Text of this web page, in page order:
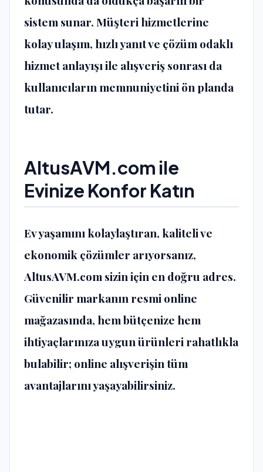
sistem sunar. Müşteri hizmetlerine
kolay ulaşım, hızlı yanıt ve çözüm odaklı
hizmet anlayışı ile alışveriş sonrası da
kullanıcıların memnuniyetini ön planda
tutar.
AltusAVM.com ile
Evinize Konfor Katın
Ev yaşamını kolaylaştıran, kaliteli ve
ekonomik çözümler arıyorsanız,
AltusAVM.com sizin için en doğru adres.
Güvenilir markanın resmi online
mağazasında, hem bütçenize hem
ihtiyaçlarınıza uygun ürünleri rahatlıkla
bulabilir; online alışverişin tüm
avantajlarını yaşayabilirsiniz.